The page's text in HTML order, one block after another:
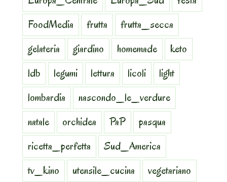
FoodMedia
frutta
frutta_secca
gelateria
giardino homemade
keto
ldb
legumi lettura licoli
light
lombardia
nascondo_le_verdure
natale
orchidea PaP
pasqua
ricetta_perfetta
Sud_America
tv_kino
utensile_cucina
vegetariano